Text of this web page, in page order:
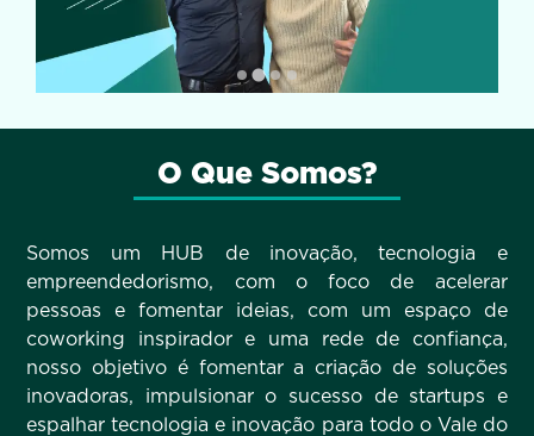
O Que Somos?
Somos um HUB de inovação, tecnologia e
empreendedorismo, com o foco de acelerar
pessoas e fomentar ideias, com um espaço de
coworking inspirador e uma rede de confiança,
nosso objetivo é fomentar a criação de soluções
inovadoras, impulsionar o sucesso de startups e
espalhar tecnologia e inovação para todo o Vale do